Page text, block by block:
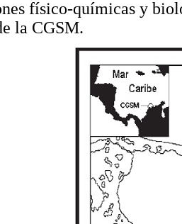
físico-químicas y
la CGSM.